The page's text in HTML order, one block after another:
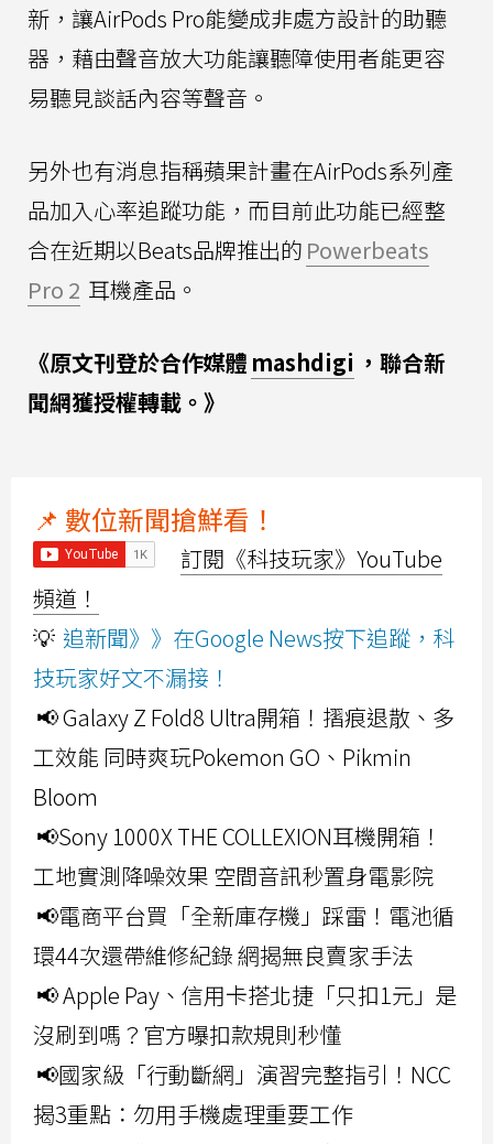
新，讓AirPods Pro能變成非處方設計的助聽
器，藉由聲音放大功能讓聽障使用者能更容
易聽見談話內容等聲音。
另外也有消息指稱蘋果計畫在AirPods系列產
品加入心率追蹤功能，而目前此功能已經整
合在近期以Beats品牌推出的 Powerbeats
Pro 2 耳機產品。
《原文刊登於合作媒體 mashdigi ，聯合新
聞網獲授權轉載。》
📌 數位新聞搶鮮看！
訂閱《科技玩家》YouTube
頻道！
💡 追新聞》》在Google News按下追蹤，科
技玩家好文不漏接！
📢 Galaxy Z Fold8 Ultra開箱！摺痕退散、多
工效能 同時爽玩Pokemon GO、Pikmin
Bloom
📢Sony 1000X THE COLLEXION耳機開箱！
工地實測降噪效果 空間音訊秒置身電影院
📢電商平台買「全新庫存機」踩雷！電池循
環44次還帶維修紀錄 網揭無良賣家手法
📢 Apple Pay、信用卡搭北捷「只扣1元」是
沒刷到嗎？官方曝扣款規則秒懂
📢國家級「行動斷網」演習完整指引！NCC
揭3重點：勿用手機處理重要工作